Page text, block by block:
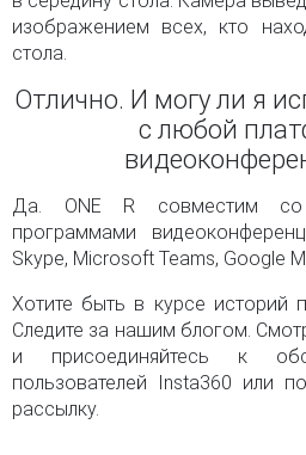
изображением всех, кто
стола.
Отлично. И могу ли я
с любой
Да. ONE R совместим со
программами
Skype, Microsoft Teams, Google
Хотите быть в курсе историй
Следите за нашим блогом.
и присоединяйтесь к
пользователей Insta360 или
рассылку.